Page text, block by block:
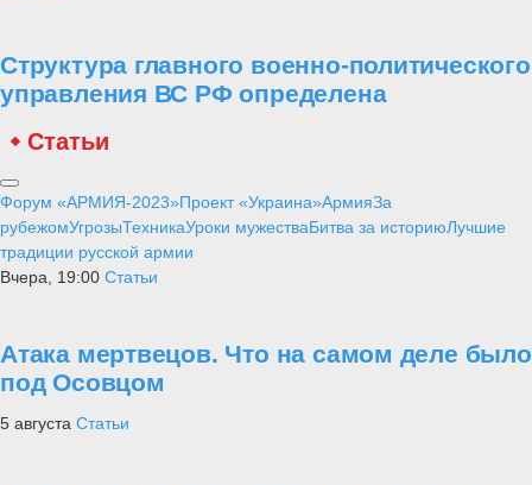
Структура главного военно-политического
управления ВС РФ определена
Статьи
Форум «АРМИЯ-2023»Проект «Украина»АрмияЗа
рубежомУгрозыТехникаУроки мужестваБитва за историюЛучшие
традиции русской армии
Вчера, 19:00 Статьи
Атака мертвецов. Что на самом деле было
под Осовцом
5 августа Статьи